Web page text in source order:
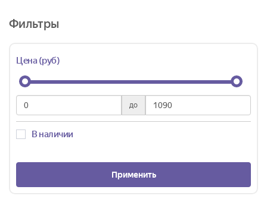
Фильтры
Цена (руб)
до
В наличии
Применить